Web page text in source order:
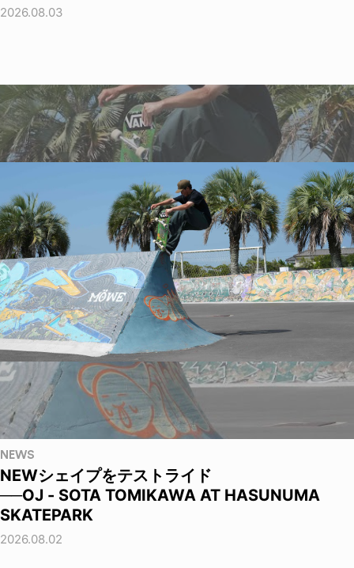
2026.08.03
NEWS
NEWシェイプをテストライド
──OJ - SOTA TOMIKAWA AT HASUNUMA
SKATEPARK
2026.08.02